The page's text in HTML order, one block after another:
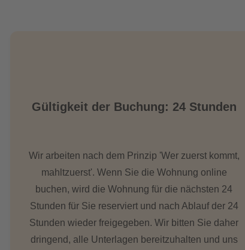
Gültigkeit der Buchung: 24 Stunden
Wir arbeiten nach dem Prinzip 'Wer zuerst kommt,
mahltzuerst'. Wenn Sie die Wohnung online
buchen, wird die Wohnung für die nächsten 24
Stunden für Sie reserviert und nach Ablauf der 24
Stunden wieder freigegeben. Wir bitten Sie daher
dringend, alle Unterlagen bereitzuhalten und uns